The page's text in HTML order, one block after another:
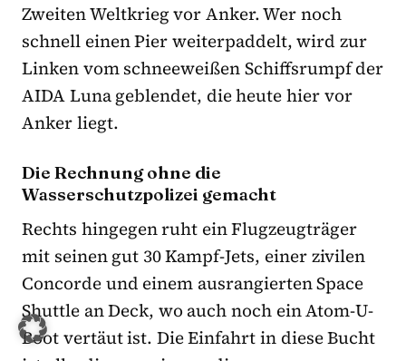
Zweiten Weltkrieg vor Anker. Wer noch
schnell einen Pier weiterpaddelt, wird zur
Linken vom schneeweißen Schiffsrumpf der
AIDA Luna geblendet, die heute hier vor
Anker liegt.
Die Rechnung ohne die
Wasserschutzpolizei gemacht
Rechts hingegen ruht ein Flugzeugträger
mit seinen gut 30 Kampf-Jets, einer zivilen
Concorde und einem ausrangierten Space
Shuttle an Deck, wo auch noch ein Atom-U-
Boot vertäut ist. Die Einfahrt in diese Bucht